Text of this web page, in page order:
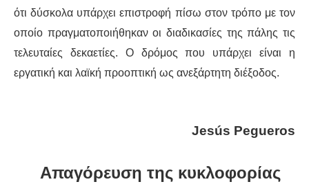
ότιδύσκολα υπάρχει επιστροφή πίσω στον τρόπο με τον
οποίο πραγματοποιήθηκαν οι διαδικασίες της πάλης τις
τελευταίες δεκαετίες. Ο δρόμος που υπάρχειείναι η
εργατική και λαϊκή προοπτική ως ανεξάρτητη διέξοδος.
Jesús Pegueros
Απαγόρευση της κυκλοφορίας